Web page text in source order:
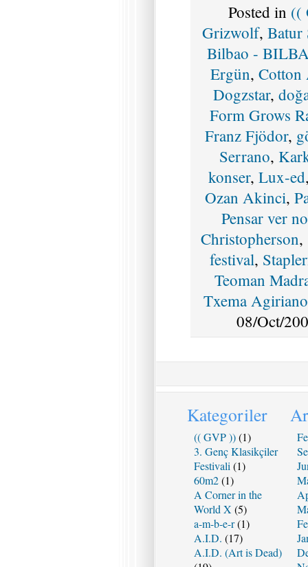
Posted in ((
Grizwolf, Batur
Bilbao -
Ergün, Cotton
Dogzstar,
Form Grows
Franz Fjödor,
Serrano,
konser, Lux-ed
Ozan Akinci,
Pensar ver
Christopherson,
festival,
Teoman
Txema Agiriano
08/Oct/
Kategoriler
(( GVP ))(1)
3. Genç Klasikçiler
Festivali (1)
60m2(1)
A Corner in the
World X (5)
a-m-b-e-r(1)
A.I.D. (17)
A.I.D. (Art is Dead)